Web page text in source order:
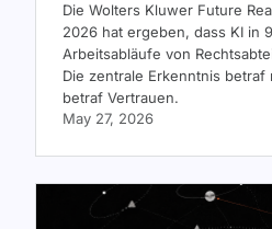
Die Wolters Kluwer Future
2026 hat ergeben, dass KI in
Arbeitsabläufe von
Die zentrale Erkenntnis betraf
betraf Vertrauen.
May 27, 2026